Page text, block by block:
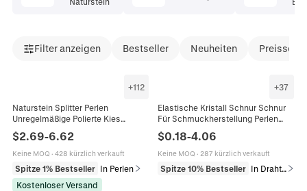
Filter anzeigen Bestseller Neuheiten
+112
Naturstein Splitter Perlen
Unregelmäßige Polierte Kies
Edelstein Schnur Für DIY Schmuck
Herstellung Halsketten Armbänder
Zubehör
$2.69-6.62
Keine MOQ · 428 kürzlich verkauft
Spitze 1% Bestseller In Perlen
Kostenloser Versand
+37
Elastische Kristall Schnur Schnur
Für Schmuckherstellung Perlen
Armbänder DIY Transparent
Schwarz Stark Polyurethan
$0.18-4.06
Keine MOQ · 287 kürzlich verkauft
Spitze 10% Bestseller In Draht & Kordel